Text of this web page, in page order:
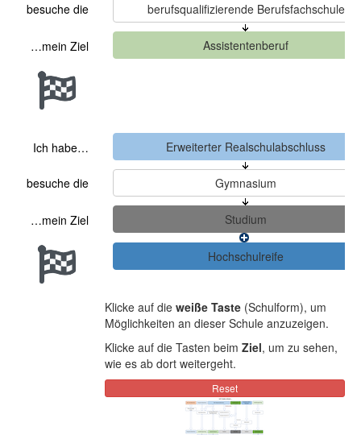
besuche die
…mein Ziel
Ich habe…
besuche die
…mein Ziel
Klicke auf die weiße Taste(Schulform), um
Möglichkeiten an dieser Schule anzuzeigen.
Klicke auf die Tasten beim Ziel, um zu sehen,
wie es ab dort weitergeht.